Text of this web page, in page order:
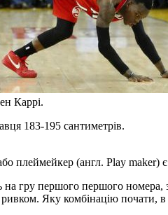
Каррі.
183-195 сантиметрів.
плеймейкер (англ. Play maker)
на гру першого першого
Яку комбінацію почати,